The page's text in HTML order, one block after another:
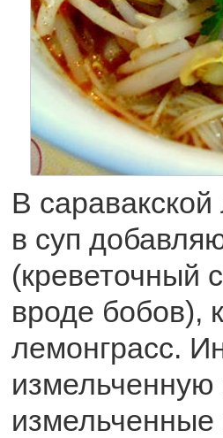
В
в суп
(креветочный
вроде бобов),
лемонграсс.
измельченную
измельченные